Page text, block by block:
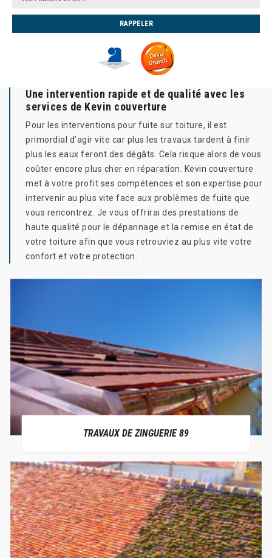
Une intervention rapide et de qualité avec les
services de Kevin couverture
Pour les interventions pour fuite sur toiture, il est
primordial d’agir vite car plus les travaux tardent à finir
plus les eaux feront des dégâts. Cela risque alors de vous
coûter encore plus cher en réparation. Kevin couverture
met à votre profit ses compétences et son expertise pour
intervenir au plus vite face aux problèmes de fuite que
vous rencontrez. Je vous offrirai des prestations de
haute qualité pour le dépannage et la remise en état de
votre toiture afin que vous retrouviez au plus vite votre
confort et votre protection.
TRAVAUX DE ZINGUERIE 89